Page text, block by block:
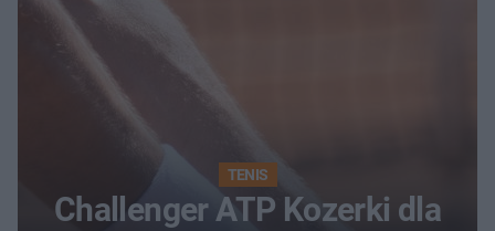
TENIS
Challenger ATP Kozerki dla